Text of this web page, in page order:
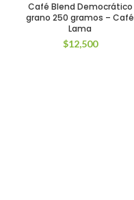
Café Blend Democrático
grano 250 gramos – Café
Lama
$12,500